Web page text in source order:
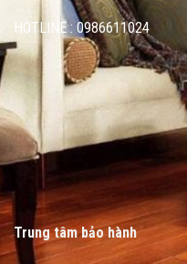
HOTLINE : 0986611024
Trung tâm bảo hành